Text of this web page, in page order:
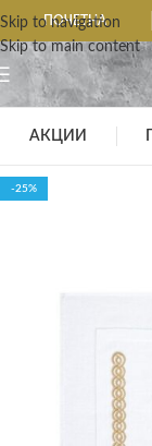
Skip to navigation
Skip to main content
ПОЧЕТНА
АКЦИИ
-25%